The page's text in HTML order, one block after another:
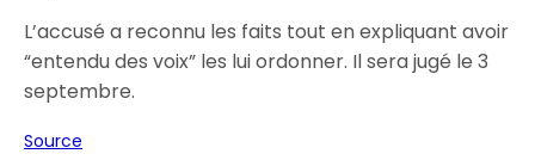
L’accusé a reconnu les faits tout en expliquant avoir
“entendu des voix” les lui ordonner. Il sera jugé le 3
septembre.
Source